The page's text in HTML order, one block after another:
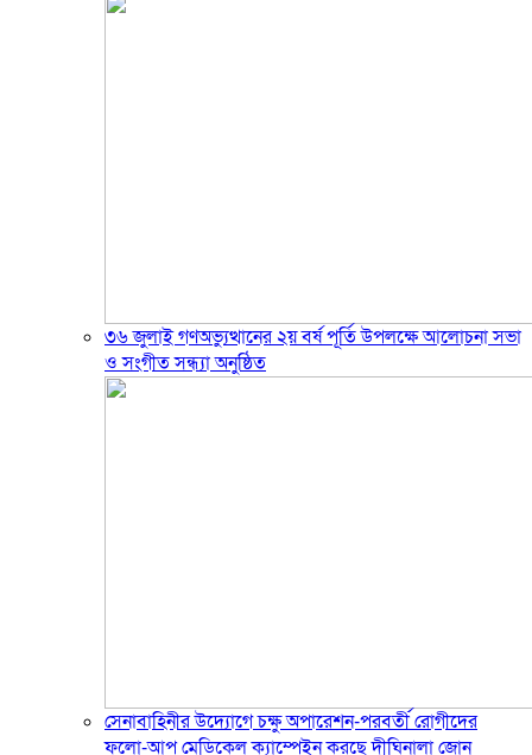
৩৬ জুলাই গণঅভ্যুত্থানের ২য় বর্ষ পূর্তি উপলক্ষে আলোচনা সভা
ও সংগীত সন্ধ্যা অনুষ্ঠিত
সেনাবাহিনীর উদ্যোগে চক্ষু অপারেশন-পরবর্তী রোগীদের
ফলো-আপ মেডিকেল ক্যাম্পেইন করছে দীঘিনালা জোন